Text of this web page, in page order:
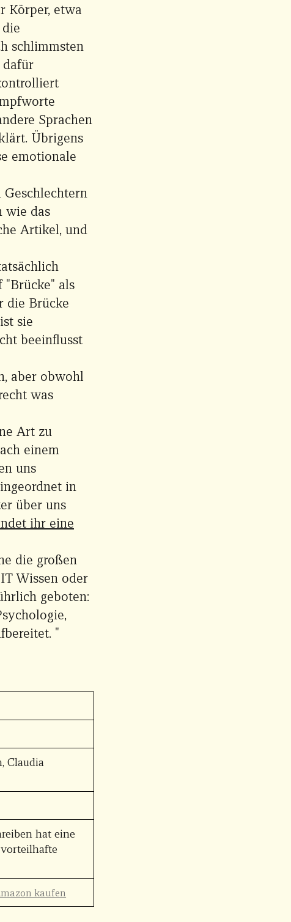
Körper, etwa
schlimmsten
dafür
Sprachen
Übrigens
emotionale
wie das
Artikel, und
als
die Brücke
sie
beeinflusst
aber obwohl
was
Art zu
einem
uns
in
über uns
ihr eine
die großen
Wissen oder
geboten:
"
Claudia
hat eine
kaufen